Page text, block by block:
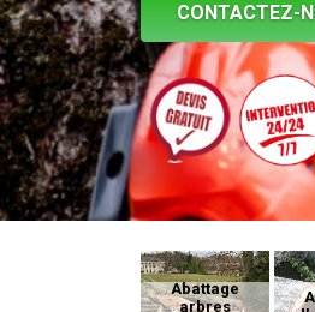
CONTACTEZ-
Abattage
arbres